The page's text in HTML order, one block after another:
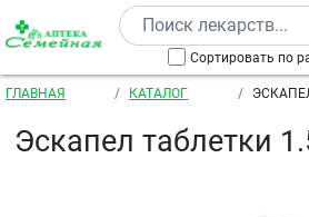
Перейти к основному содержанию
Сортировать по
Строка навигации
ГЛАВНАЯ КАТАЛОГ
Эскапел таблетки